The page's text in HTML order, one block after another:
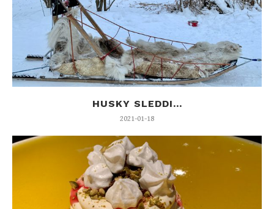
HUSKY SLEDDI...
2021-01-18